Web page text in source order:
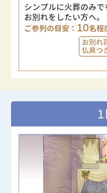
シンプルに火葬のみ
お別れをしたい方へ。
ご参列の目安： 10名程
お別れ
仏具つ